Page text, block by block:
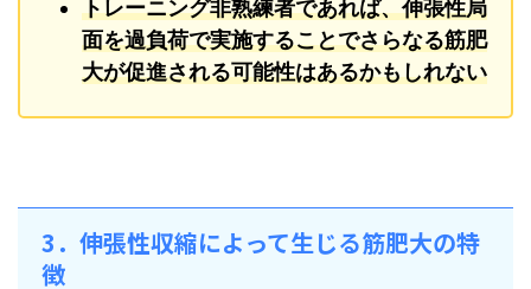
トレーニング非熟練者であれば、伸張性局
面を過負荷で実施することでさらなる筋肥
大が促進される可能性はあるかもしれない
3．伸張性収縮によって生じる筋肥大の特
徴